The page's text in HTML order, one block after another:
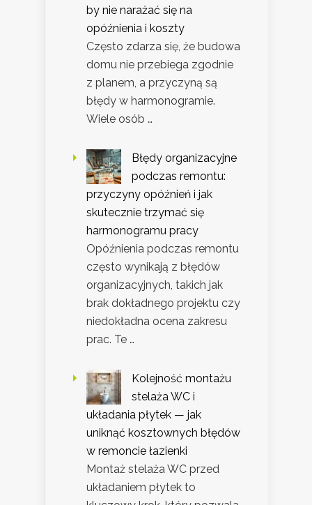
by nie narażać się na
opóźnienia i koszty
Często zdarza się, że budowa
domu nie przebiega zgodnie
z planem, a przyczyną są
błędy w harmonogramie.
Wiele osób …
Błędy organizacyjne
podczas remontu:
przyczyny opóźnień i jak
skutecznie trzymać się
harmonogramu pracy
Opóźnienia podczas remontu
często wynikają z błędów
organizacyjnych, takich jak
brak dokładnego projektu czy
niedokładna ocena zakresu
prac. Te …
Kolejność montażu
stelaża WC i
układania płytek — jak
uniknąć kosztownych błędów
w remoncie łazienki
Montaż stelaża WC przed
układaniem płytek to